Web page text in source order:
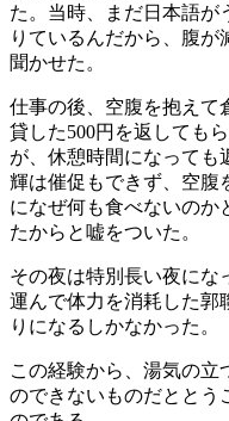
た。当時、まだ日本語が
りているんだから、腹
聞かせた。
仕事の後、空腹を抱えて
貸した500円を返しても
が、休憩時間になっても
輝は催促もできず、空腹
になぜ何も食べないのか
たからと嘘をついた。
その夜は特別長い夜にな
運んで体力を消耗した郭
りになるしかなかった。
この経験から、湯気の立
のできないものだととう